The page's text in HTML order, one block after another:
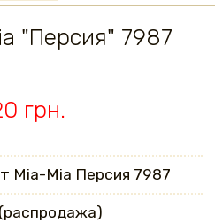
"Персия" 7987
грн.
Mia-Mia Персия 7987